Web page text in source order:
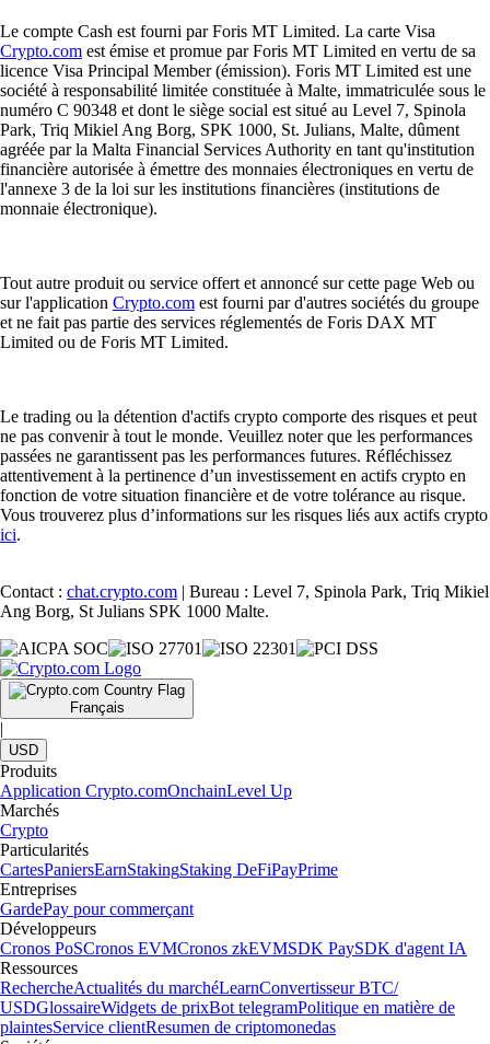
Le compte Cash est fourni par Foris MT Limited. La carte Visa
Crypto.com est émise et promue par Foris MT Limited en vertu de sa
licence Visa Principal Member (émission). Foris MT Limited est une
société à responsabilité limitée constituée à Malte, immatriculée sous le
numéro C 90348 et dont le siège social est situé au Level 7, Spinola
Park, Triq Mikiel Ang Borg, SPK 1000, St. Julians, Malte, dûment
agréée par la Malta Financial Services Authority en tant qu'institution
financière autorisée à émettre des monnaies électroniques en vertu de
l'annexe 3 de la loi sur les institutions financières (institutions de
monnaie électronique).
Tout autre produit ou service offert et annoncé sur cette page Web ou
sur l'application Crypto.com est fourni par d'autres sociétés du groupe
et ne fait pas partie des services réglementés de Foris DAX MT
Limited ou de Foris MT Limited.
Le trading ou la détention d'actifs crypto comporte des risques et peut
ne pas convenir à tout le monde. Veuillez noter que les performances
passées ne garantissent pas les performances futures. Réfléchissez
attentivement à la pertinence d’un investissement en actifs crypto en
fonction de votre situation financière et de votre tolérance au risque.
Vous trouverez plus d’informations sur les risques liés aux actifs crypto
ici.
Contact : chat.crypto.com | Bureau : Level 7, Spinola Park, Triq Mikiel
Ang Borg, St Julians SPK 1000 Malte.
Français
|
USD
Produits
Application Crypto.comOnchainLevel Up
Marchés
Crypto
Particularités
CartesPaniersEarnStakingStaking DeFiPayPrime
Entreprises
GardePay pour commerçant
Développeurs
Cronos PoSCronos EVMCronos zkEVMSDK PaySDK d'agent IA
Ressources
RechercheActualités du marchéLearnConvertisseur BTC/
USDGlossaireWidgets de prixBot telegramPolitique en matière de
plaintesService clientResumen de criptomonedas